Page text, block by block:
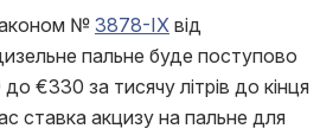
№ 3878-IXвід
пальне буде поступово
€330 за тисячу літрів до кінця
ставка акцизу на пальне для